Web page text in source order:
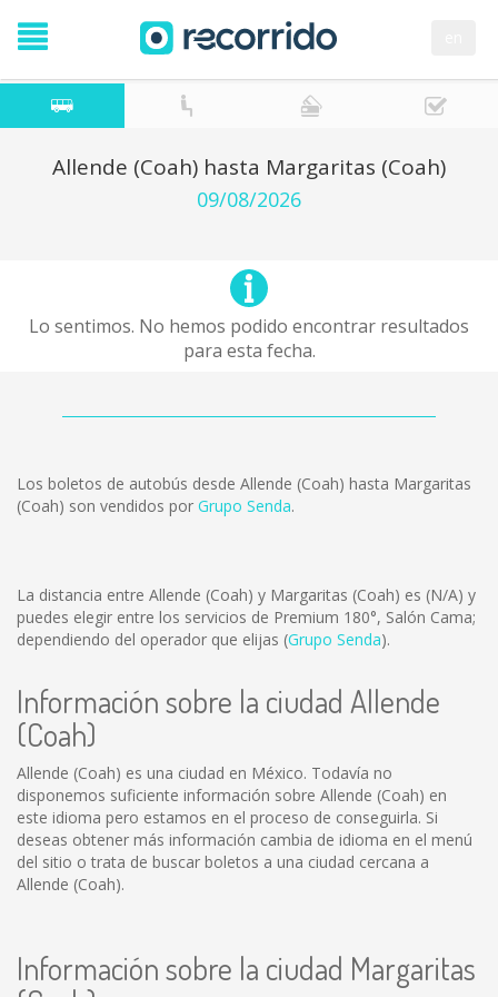
Allende (Coah) hasta Margaritas (Coah)
09/08/2026
Lo sentimos. No hemos podido encontrar resultados
para esta fecha.
Los boletos de autobús desde Allende (Coah) hasta Margaritas
(Coah) son vendidos por Grupo Senda.
La distancia entre Allende (Coah) y Margaritas (Coah) es (N/A) y
puedes elegir entre los servicios de Premium 180°, Salón Cama;
dependiendo del operador que elijas (Grupo Senda).
Información sobre la ciudad Allende
(Coah)
Allende (Coah) es una ciudad en México. Todavía no
disponemos suficiente información sobre Allende (Coah) en
este idioma pero estamos en el proceso de conseguirla. Si
deseas obtener más información cambia de idioma en el menú
del sitio o trata de buscar boletos a una ciudad cercana a
Allende (Coah).
Información sobre la ciudad Margaritas